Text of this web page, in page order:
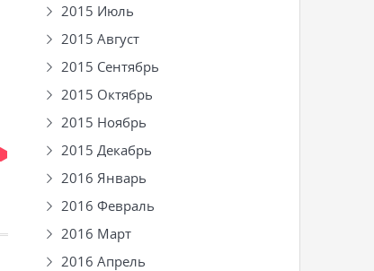
2015 Июль
2015 Август
2015 Сентябрь
2015 Октябрь
2015 Ноябрь
2015 Декабрь
2016 Январь
2016 Февраль
2016 Март
2016 Апрель